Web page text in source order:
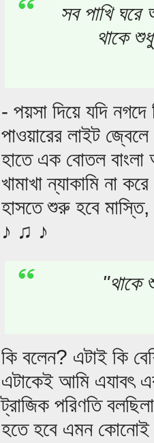
সব পাখি
থাকে
- পয়সা দিয়ে যদি
পাওয়ারের লাইট
হাতে এক বোতল বাংলা
খামাখা ন্যাকামি না
হাসতে শুরু হবে
♪ ♫ ♪
"থাকে
কি বলেন? এটাই কি
এটাকেই আমি এযাবৎ
ট্রাজিক পরিণতি
হতে হবে এমন কোনোই